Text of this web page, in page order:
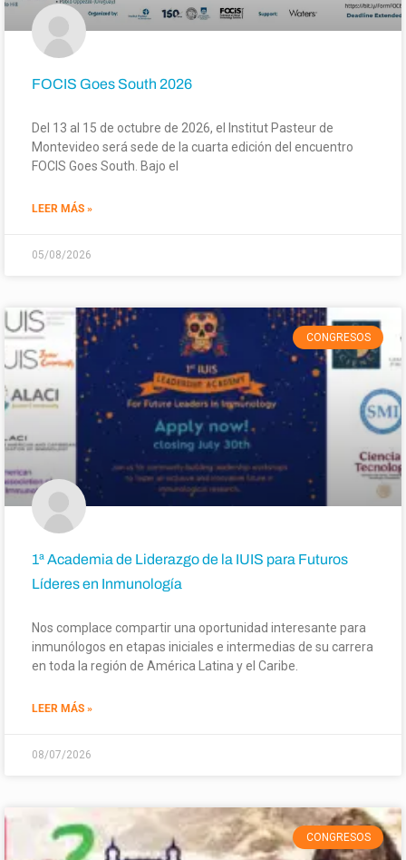
FOCIS Goes South 2026
Del 13 al 15 de octubre de 2026, el Institut Pasteur de
Montevideo será sede de la cuarta edición del encuentro
FOCIS Goes South. Bajo el
LEER MÁS »
05/08/2026
CONGRESOS
1ª Academia de Liderazgo de la IUIS para Futuros
Líderes en Inmunología
Nos complace compartir una oportunidad interesante para
inmunólogos en etapas iniciales e intermedias de su carrera
en toda la región de América Latina y el Caribe.
LEER MÁS »
08/07/2026
CONGRESOS